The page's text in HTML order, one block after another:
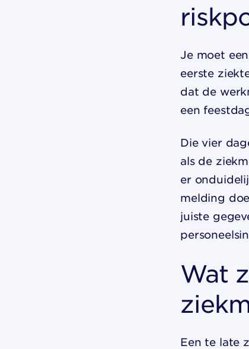
Je moet
eerste
dat de
een
Die vier
als de
er
melding
juiste
Wat
Een te late